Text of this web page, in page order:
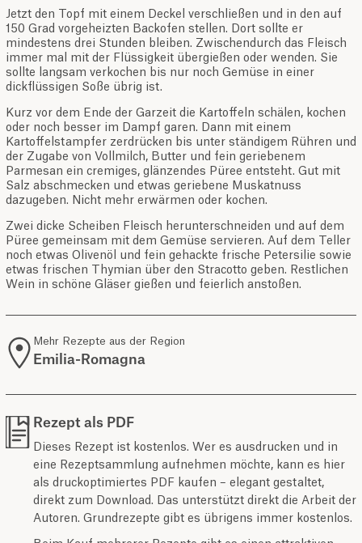
Jetzt den Topf mit einem Deckel verschließen und in den auf
150 Grad vorgeheizten Backofen stellen. Dort sollte er
mindestens drei Stunden bleiben. Zwischendurch das Fleisch
immer mal mit der Flüssigkeit übergießen oder wenden. Sie
sollte langsam verkochen bis nur noch Gemüse in einer
dickflüssigen Soße übrig ist.
Kurz vor dem Ende der Garzeit die Kartoffeln schälen, kochen
oder noch besser im Dampf garen. Dann mit einem
Kartoffelstampfer zerdrücken bis unter ständigem Rühren und
der Zugabe von Vollmilch, Butter und fein geriebenem
Parmesan ein cremiges, glänzendes Püree entsteht. Gut mit
Salz abschmecken und etwas geriebene Muskatnuss
dazugeben. Nicht mehr erwärmen oder kochen.
Zwei dicke Scheiben Fleisch herunterschneiden und auf dem
Püree gemeinsam mit dem Gemüse servieren. Auf dem Teller
noch etwas Olivenöl und fein gehackte frische Petersilie sowie
etwas frischen Thymian über den Stracotto geben. Restlichen
Wein in schöne Gläser gießen und feierlich anstoßen.
Mehr Rezepte aus der Region
Emilia-Romagna
Rezept als PDF
Dieses Rezept ist kostenlos. Wer es ausdrucken und in
eine Rezeptsammlung aufnehmen möchte, kann es hier
als druckoptimiertes PDF kaufen – elegant gestaltet,
direkt zum Download. Das unterstützt direkt die Arbeit der
Autoren. Grundrezepte gibt es übrigens immer kostenlos.